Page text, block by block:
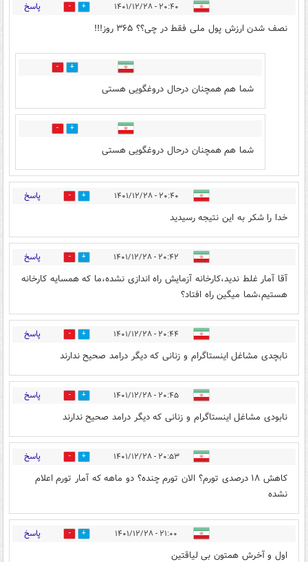
۲۰:۴۰ - ۱۴۰۱/۱۲/۲۸ 13 پاسخ
نصف شدن ارزش پول ملی فقط در چی؟؟ ۳۶۵ روز!!!
8
شما هم همچنان درحال دروغگویی هستی
6
شما هم همچنان درحال دروغگویی هستی
۲۰:۴۰ - ۱۴۰۱/۱۲/۲۸ 4 پاسخ
خدا را شکر به این نتیجه رسیدید
۲۰:۴۲ - ۱۴۰۱/۱۲/۲۸ 11 پاسخ
آقا آمار غلط ندید،کارخانه آزمایش راه اندازی نشده،ما که همسایه کارخانه
هستیم،شما میگین راه افتاد؟
۲۰:۴۴ - ۱۴۰۱/۱۲/۲۸ 6 پاسخ
نابچدی مشاغل اینستاگرام و زنانی که دیگر درامد صحیح ندارند
۲۰:۴۵ - ۱۴۰۱/۱۲/۲۸ 8 پاسخ
نابودی مشاغل اینستاگرام و زنانی که دیگر درامد صحیح ندارند
۲۰:۵۳ - ۱۴۰۱/۱۲/۲۸ 10 پاسخ
کاهش ۱۸ درصدی تورم؟ الان تورم چنده؟ دو ماهه که آمار تورم اعلام
نشده
۲۱:۰۰ - ۱۴۰۱/۱۲/۲۸ 10 پاسخ
اول و آخرش همتون بی لیاقتین